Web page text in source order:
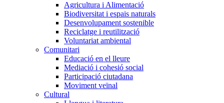
Agricultura i Alimentació
Biodiversitat i espais naturals
Desenvolupament sostenible
Reciclatge i reutilització
Voluntariat ambiental
Comunitari
Educació en el lleure
Mediació i cohesió social
Participació ciutadana
Moviment veïnal
Cultural